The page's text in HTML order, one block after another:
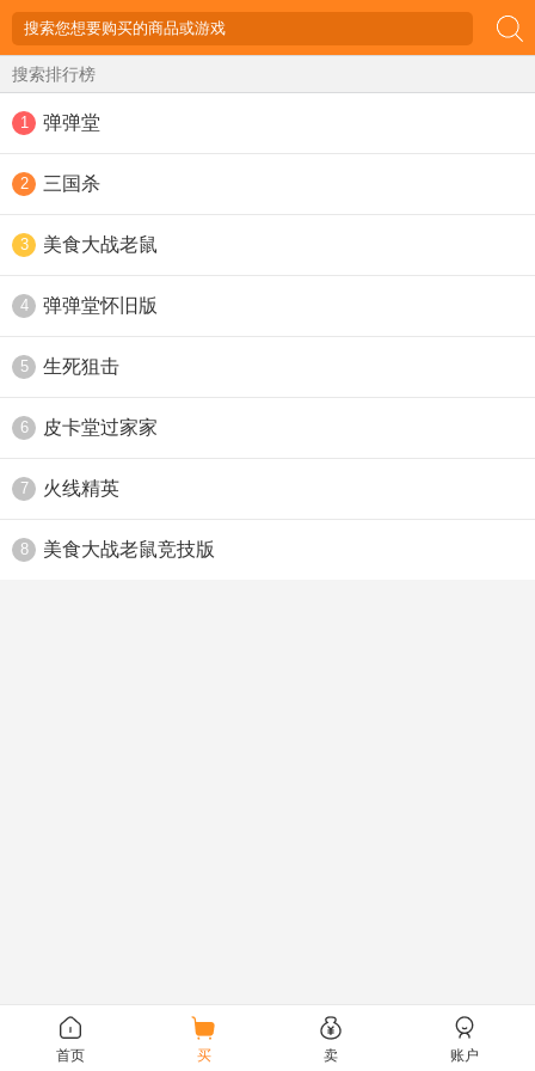
搜索排行榜
1 弹弹堂
2 三国杀
3 美食大战老鼠
4 弹弹堂怀旧版
5 生死狙击
6 皮卡堂过家家
7 火线精英
8 美食大战老鼠竞技版
首页 买 卖 账户